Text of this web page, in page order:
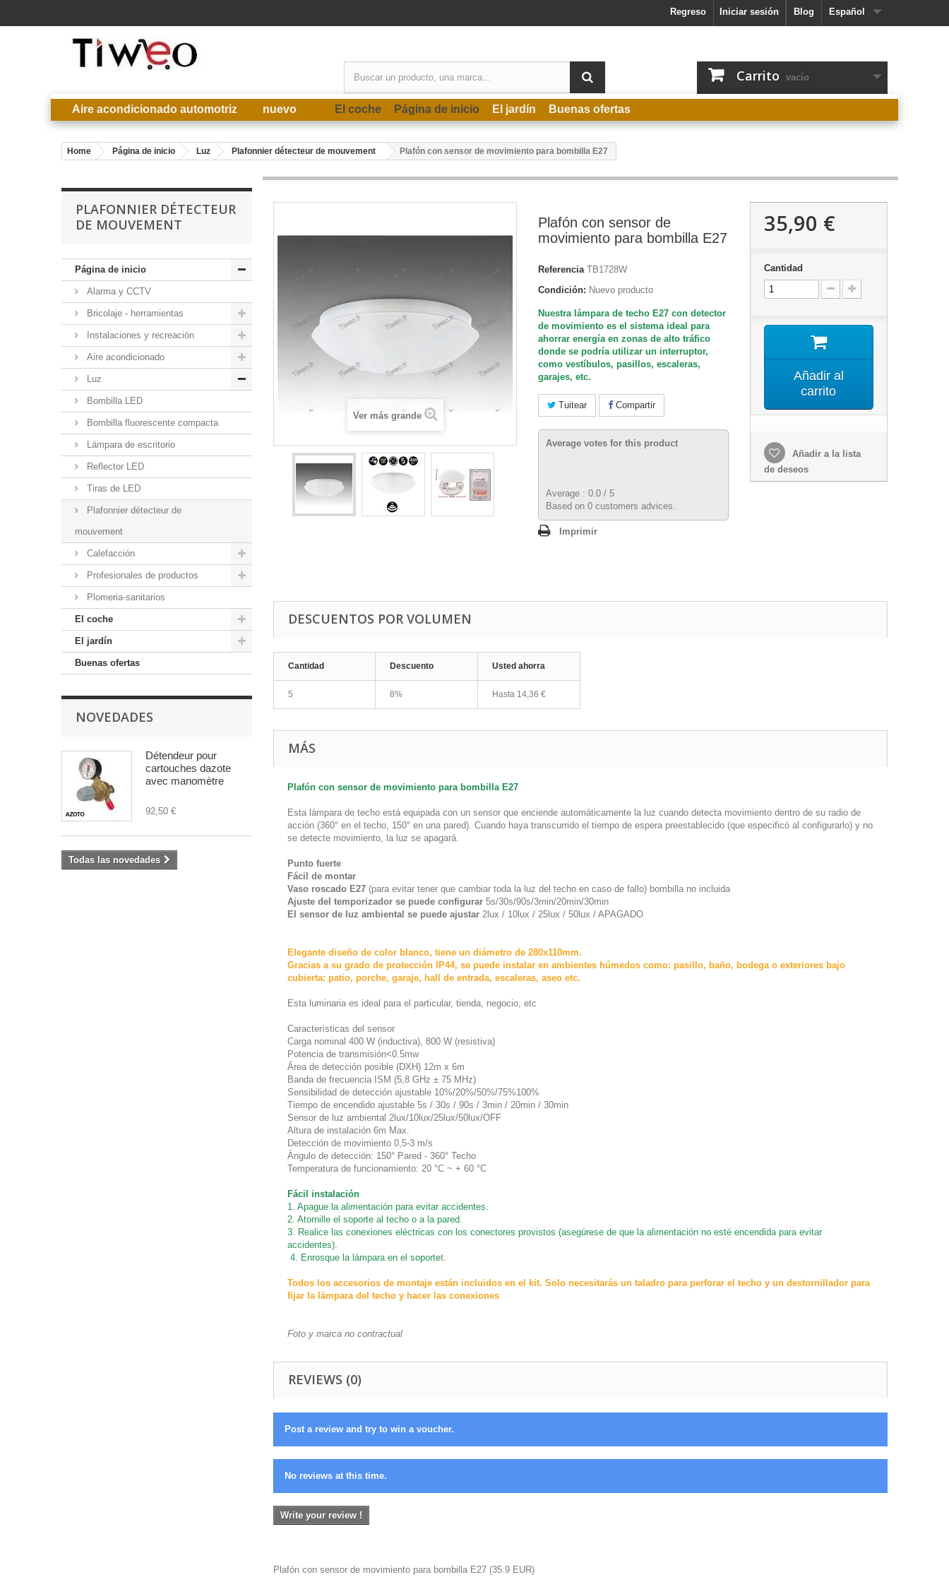
Español
Blog
Iniciar sesión
Regreso
Carrito vacío
Aire acondicionado automotriz nuevo El coche Página de inicio El jardín Buenas ofertas
Home Página de inicio Luz Plafonnier détecteur de mouvement Plafón con sensor de movimiento para bombilla E27
PLAFONNIER DÉTECTEUR
DE MOUVEMENT
Página de inicio
Alarma y CCTV
Bricolaje - herramientas
Instalaciones y recreación
Aire acondicionado
Luz
Bombilla LED
Bombilla fluorescente compacta
Lámpara de escritorio
Reflector LED
Tiras de LED
Plafonnier détecteur de
mouvement
Calefacción
Profesionales de productos
Plomeria-sanitarios
El coche
El jardín
Buenas ofertas
NOVEDADES
Détendeur pour
cartouches dazote
avec manomètre
92,50 €
Todas las novedades
Ver más grande
Plafón con sensor de
movimiento para bombilla E27
Referencia TB1728W
Condición: Nuevo producto
Nuestra lámpara de techo E27 con detector
de movimiento es el sistema ideal para
ahorrar energía en zonas de alto tráfico
donde se podría utilizar un interruptor,
como vestíbulos, pasillos, escaleras,
garajes, etc.
Tuitear Compartir
Average votes for this product
Average : 0.0 / 5
Based on 0 customers advices.
Imprimir
35,90 €
Cantidad
Añadir al
carrito
Añadir a la lista
de deseos
DESCUENTOS POR VOLUMEN
Cantidad Descuento Usted ahorra
5 8% Hasta 14,36 €
MÁS
Plafón con sensor de movimiento para bombilla E27
Esta lámpara de techo está equipada con un sensor que enciende automáticamente la luz cuando detecta movimiento dentro de su radio de
acción (360° en el techo, 150° en una pared). Cuando haya transcurrido el tiempo de espera preestablecido (que especificó al configurarlo) y no
se detecte movimiento, la luz se apagará.
Punto fuerte
Fácil de montar
Vaso roscado E27 (para evitar tener que cambiar toda la luz del techo en caso de fallo) bombilla no incluida
Ajuste del temporizador se puede configurar 5s/30s/90s/3min/20min/30min
El sensor de luz ambiental se puede ajustar 2lux / 10lux / 25lux / 50lux / APAGADO
Elegante diseño de color blanco, tiene un diámetro de 280x110mm.
Gracias a su grado de protección IP44, se puede instalar en ambientes húmedos como: pasillo, baño, bodega o exteriores bajo
cubierta: patio, porche, garaje, hall de entrada, escaleras, aseo etc.
Esta luminaria es ideal para el particular, tienda, negocio, etc
Características del sensor
Carga nominal 400 W (inductiva), 800 W (resistiva)
Potencia de transmisión<0.5mw
Área de detección posible (DXH) 12m x 6m
Banda de frecuencia ISM (5,8 GHz ± 75 MHz)
Sensibilidad de detección ajustable 10%/20%/50%/75%100%
Tiempo de encendido ajustable 5s / 30s / 90s / 3min / 20min / 30min
Sensor de luz ambiental 2lux/10lux/25lux/50lux/OFF
Altura de instalación 6m Max.
Detección de movimiento 0,5-3 m/s
Ángulo de detección: 150° Pared - 360° Techo
Temperatura de funcionamiento: 20 °C ~ + 60 °C
Fácil instalación
1. Apague la alimentación para evitar accidentes.
2. Atornille el soporte al techo o a la pared.
3. Realice las conexiones eléctricas con los conectores provistos (asegúrese de que la alimentación no esté encendida para evitar
accidentes).
4. Enrosque la lámpara en el soportet.
Todos los accesorios de montaje están incluidos en el kit. Solo necesitarás un taladro para perforar el techo y un destornillador para
fijar la lámpara del techo y hacer las conexiones
Foto y marca no contractual
REVIEWS (0)
Post a review and try to win a voucher.
No reviews at this time.
Write your review !
Plafón con sensor de movimiento para bombilla E27 (35.9 EUR)